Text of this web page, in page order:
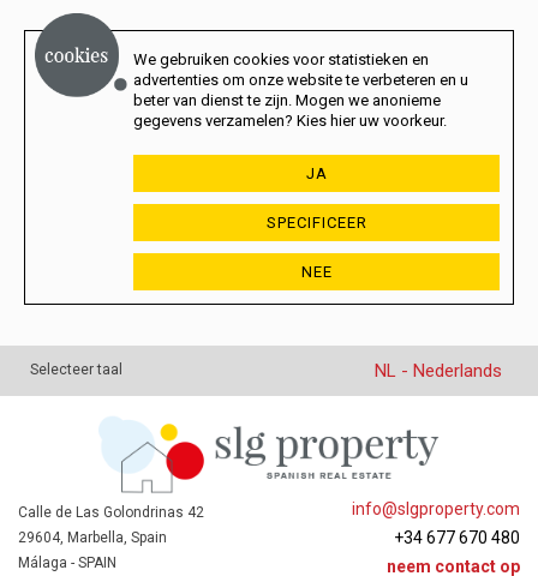
We gebruiken cookies voor statistieken en
advertenties om onze website te verbeteren en u
beter van dienst te zijn. Mogen we anonieme
gegevens verzamelen? Kies hier uw voorkeur.
JA
SPECIFICEER
NEE
Selecteer taal NL - Nederlands
info@slgproperty.com
+34 677 670 480
neem contact op
Calle de Las Golondrinas 42
29604, Marbella, Spain
Málaga - SPAIN